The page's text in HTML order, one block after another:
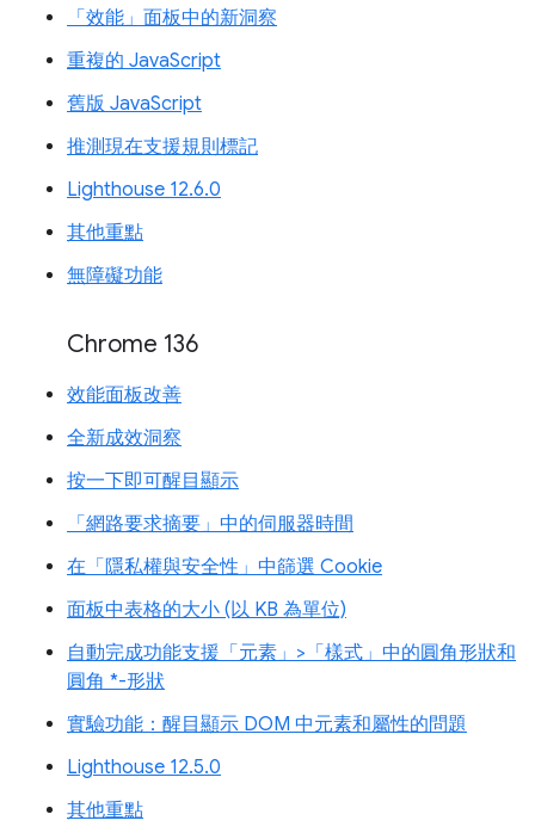
「效能」面板中的新洞察
重複的 JavaScript
舊版 JavaScript
推測現在支援規則標記
Lighthouse 12.6.0
其他重點
無障礙功能
Chrome 136
效能面板改善
全新成效洞察
按一下即可醒目顯示
「網路要求摘要」中的伺服器時間
在「隱私權與安全性」中篩選 Cookie
面板中表格的大小 (以 KB 為單位)
自動完成功能支援「元素」>「樣式」中的圓角形狀和
圓角 *-形狀
實驗功能：醒目顯示 DOM 中元素和屬性的問題
Lighthouse 12.5.0
其他重點